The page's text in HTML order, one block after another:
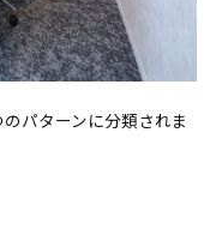
パターンに分類されま